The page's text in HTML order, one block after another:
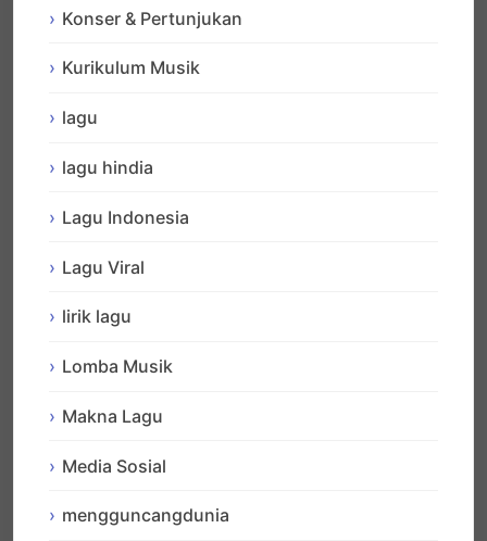
Konser & Pertunjukan
Kurikulum Musik
lagu
lagu hindia
Lagu Indonesia
Lagu Viral
lirik lagu
Lomba Musik
Makna Lagu
Media Sosial
mengguncangdunia